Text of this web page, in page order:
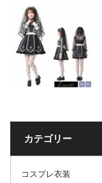
カテゴリー
コスプレ衣装